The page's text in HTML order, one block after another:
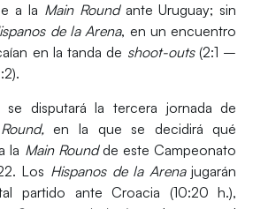
a la Main RoundanteUruguay; sin
de la Arena, en un encuentro
en la tanda de shoot-outs (2:1 –
se disputará la tercera jornada de
Round,en la que se decidirá qué
la Main Roundde este Campeonato
Los Hispanos de la Arenajugarán
partido anteCroacia (10:20 h.),